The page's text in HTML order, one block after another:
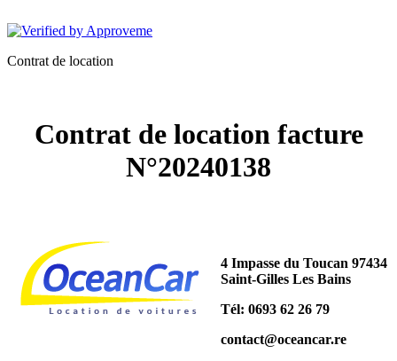
Contrat de location
Contrat de location facture
N°20240138
4 Impasse du Toucan 97434
Saint-Gilles Les Bains
Tél: 0693 62 26 79
contact@oceancar.re